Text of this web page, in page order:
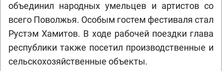
объединил народных умельцев и артистов со
всего Поволжья. Особым гостем фестиваля стал
Рустэм Хамитов. В ходе рабочей поездки глава
республики также посетил производственные и
сельскохозяйственные объекты.